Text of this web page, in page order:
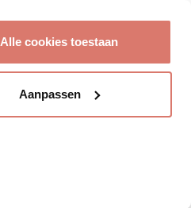
Alle cookies toestaan
Aanpassen